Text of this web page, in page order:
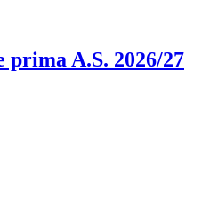
prima A.S. 2026/27